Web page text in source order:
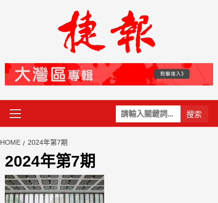
關
鍵
Primary
Menu
HOME 2024年第7期
2024年第7期